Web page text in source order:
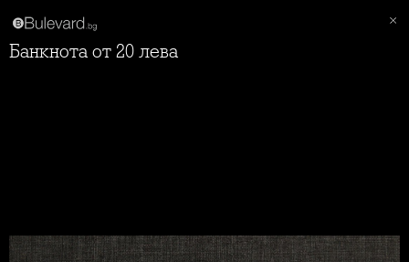
Банкнота от 20 лева